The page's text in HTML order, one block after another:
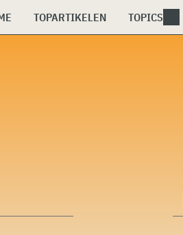
TOPARTIKELEN TOPICS